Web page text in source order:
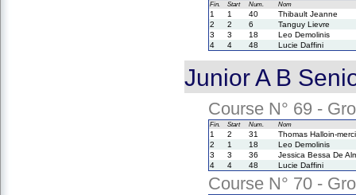
Fin. Start Num. Nom
1 1 40
Thibault Jeanne
2
2 6
Tanguy Lievre
3
3 18
Leo Demolinis
4
4 48 Lucie Daffini
Junior A B
Course N° 69 -
Fin. Start Num. Nom
1 2 31
Thomas Halloin-
2
1 18
Leo Demolinis
3
3 36
Jessica Bessa De
4
4 48 Lucie Daffini
Course N° 70 -